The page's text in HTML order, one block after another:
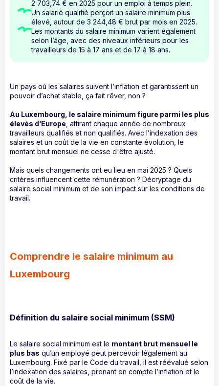
2 703,74 € en 2025 pour un emploi à temps plein.
Un salarié qualifié perçoit un salaire minimum plus
élevé, autour de 3 244,48 € brut par mois en 2025.
Les montants du salaire minimum varient également
selon l’âge, avec des niveaux inférieurs pour les
travailleurs de 15 à 17 ans et de 17 à 18 ans.
Un pays où les salaires suivent l’inflation et garantissent un
pouvoir d’achat stable, ça fait rêver, non ?
Au Luxembourg, le salaire minimum figure parmi les plus
élevés d’Europe, attirant chaque année de nombreux
travailleurs qualifiés et non qualifiés. Avec l’indexation des
salaires et un coût de la vie en constante évolution, le
montant brut mensuel ne cesse d'être ajusté.
Mais quels changements ont eu lieu en mai 2025 ? Quels
critères influencent cette rémunération ? Décryptage du
salaire social minimum et de son impact sur les conditions de
travail.
Comprendre le salaire minimum au
Luxembourg
Définition du salaire social minimum (SSM)
Le salaire social minimum est le montant brut mensuel le
plus bas qu’un employé peut percevoir légalement au
Luxembourg. Fixé par le Code du travail, il est réévalué selon
l’indexation des salaires, prenant en compte l’inflation et le
coût de la vie.